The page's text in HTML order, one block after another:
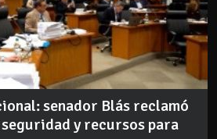
senador Blás reclamó
y recursos para